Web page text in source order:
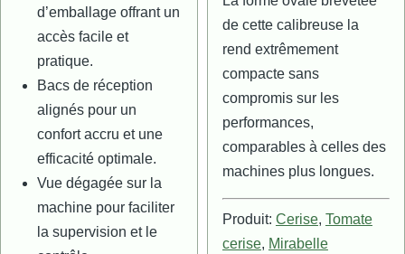
d’emballage offrant un
accès facile et
pratique.
Bacs de réception
alignés pour un
confort accru et une
efficacité optimale.
Vue dégagée sur la
machine pour faciliter
la supervision et le
de cette calibreuse la
rend extrêmement
compacte sans
compromis sur les
performances,
comparables à celles des
machines plus longues.
Produit: Cerise, Tomate
cerise, Mirabelle